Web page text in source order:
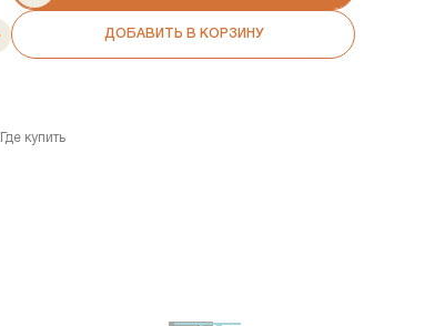
ДОБАВИТЬ В КОРЗИНУ
Где купить